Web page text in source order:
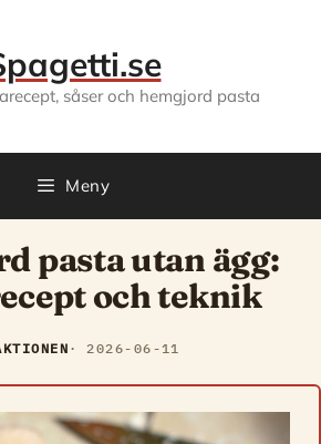
såser och hemgjord pasta
Meny
pasta utan ägg:
och teknik
2026-06-11